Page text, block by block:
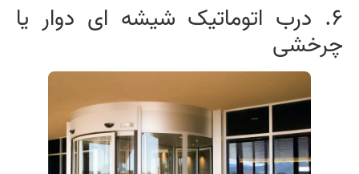
6. درب اتوماتیک شیشه ای دوار یا
چرخشی